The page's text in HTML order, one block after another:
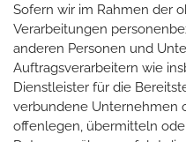
Sofern wir im Rahmen der
Verarbeitungen
anderen Personen und
Auftragsverarbeitern wie
Dienstleister für die
verbundene Unternehmen
offenlegen, übermitteln